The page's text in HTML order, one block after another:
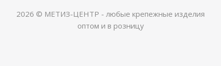
2026 © МЕТИЗ-ЦЕНТР - любые крепежные изделия
оптом и в розницу